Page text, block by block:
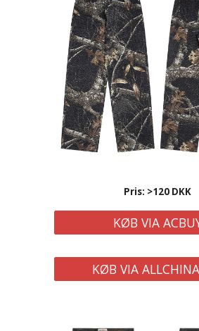
Pris: >120 DKK
KØB VIA
KØB VIA